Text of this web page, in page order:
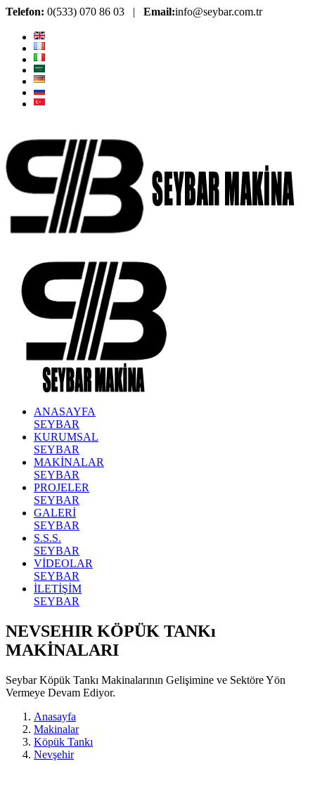
Telefon: 0(533) 070 86 03 | Email:info@seybar.com.tr
ANASAYFA
SEYBAR
KURUMSAL
SEYBAR
MAKİNALAR
SEYBAR
PROJELER
SEYBAR
GALERİ
SEYBAR
S.S.S.
SEYBAR
VİDEOLAR
SEYBAR
İLETİŞİM
SEYBAR
NEVSEHIR KÖPÜK TANKı
MAKİNALARI
Seybar Köpük Tankı Makinalarının Gelişimine ve Sektöre Yön
Vermeye Devam Ediyor.
Anasayfa
Makinalar
Köpük Tankı
Nevşehir